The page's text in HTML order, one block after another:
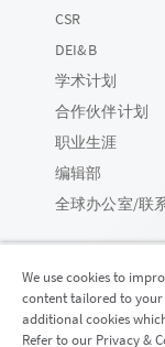
CSR
DEI&B
学术计划
合作伙伴计划
职业生涯
编辑部
全球办公室/联
We use cookies to
content tailored to your
additional cookies
Refer to our Privacy &